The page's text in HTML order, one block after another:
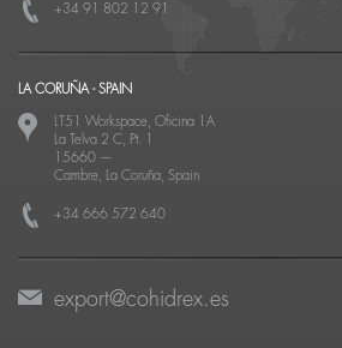
+34 91 802 12 91
LA CORUÑA - SPAIN
LT51 Workspace, Oficina 1A
La Telva 2 C, Pt. 1
15660 —
Cambre, La Coruña, Spain
+34 666 572 640
export@cohidrex.es